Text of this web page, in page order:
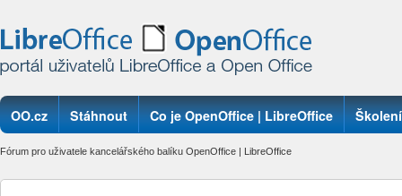
OO.cz Stáhnout Co je OpenOffice | LibreOffice Školení
Fórum pro uživatele kancelářského balíku OpenOffice | LibreOffice